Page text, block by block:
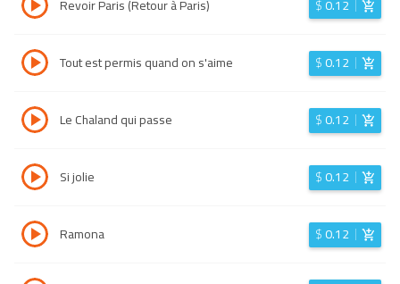
Revoir Paris (Retour à Paris) $0.12
Tout est permis quand on s'aime $0.12
Le Chaland qui passe $0.12
Si jolie $0.12
Ramona $0.12